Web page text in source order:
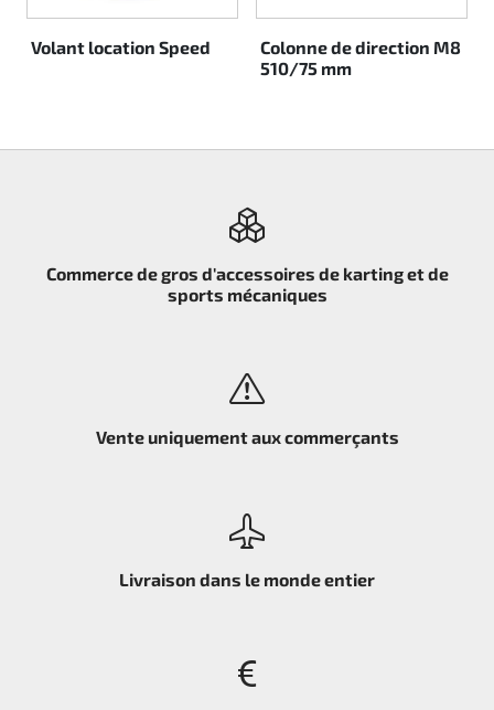
Volant location Speed
Colonne de direction M8
510/75 mm
Commerce de gros d'accessoires de karting et de
sports mécaniques
Vente uniquement aux commerçants
Livraison dans le monde entier
Courroie crantrée